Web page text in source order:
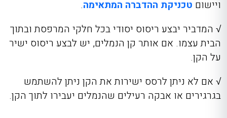
ויישום טכניקת ההדברה המתאימה.
√ המדביר יבצע ריסוס יסודי בכל חלקי המרפסת ובתוך
הבית עצמו. אם אותר קן הנמלים, יש לבצע ריסוס ישיר
על הקן.
√ אם לא ניתן לרסס ישירות את הקן ניתן להשתמש
בגרגירים או אבקה רעילים שהנמלים יעבירו לתוך הקן.